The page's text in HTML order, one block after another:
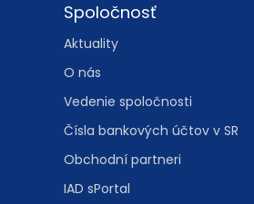
Spoločnosť
Aktuality
O nás
Vedenie spoločnosti
Čísla bankových účtov v SR
Obchodní partneri
IAD sPortal